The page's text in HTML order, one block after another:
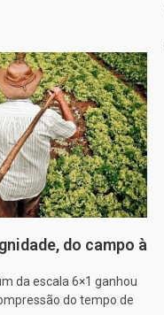
do campo à
da escala 6×1 ganhou
do tempo de